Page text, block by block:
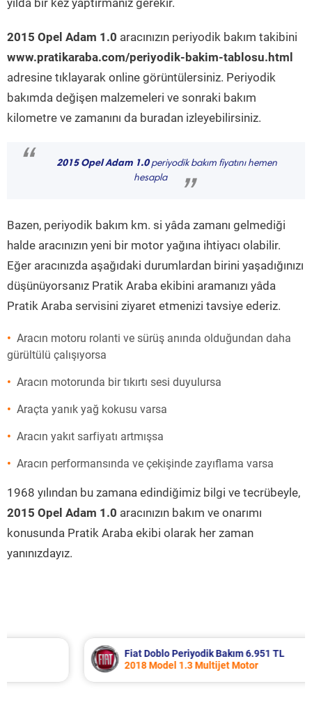
yılda bir kez yaptırmanız gerekir.
2015 Opel Adam 1.0 aracınızın periyodik bakım takibini
www.pratikaraba.com/periyodik-bakim-tablosu.html
adresine tıklayarak online görüntülersiniz. Periyodik
bakımda değişen malzemeleri ve sonraki bakım
kilometre ve zamanını da buradan izleyebilirsiniz.
“ 2015 Opel Adam 1.0periyodik bakım fiyatını hemen
hesapla
”
Bazen, periyodik bakım km. si yâda zamanı gelmediği
halde aracınızın yeni bir motor yağına ihtiyacı olabilir.
Eğer aracınızda aşağıdaki durumlardan birini yaşadığınızı
düşünüyorsanız Pratik Araba ekibini aramanızı yâda
Pratik Araba servisini ziyaret etmenizi tavsiye ederiz.
Aracın motoru rolanti ve sürüş anında olduğundan daha
gürültülü çalışıyorsa
Aracın motorunda bir tıkırtı sesi duyulursa
Araçta yanık yağ kokusu varsa
Aracın yakıt sarfiyatı artmışsa
Aracın performansında ve çekişinde zayıflama varsa
1968 yılından bu zamana edindiğimiz bilgi ve tecrübeyle,
2015 Opel Adam 1.0 aracınızın bakım ve onarımı
konusunda Pratik Araba ekibi olarak her zaman
yanınızdayız.
Fiat Doblo Periyodik Bakım 6.951 TL
2018 Model 1.3 Multijet Motor